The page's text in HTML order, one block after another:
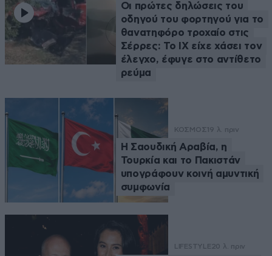
Οι πρώτες δηλώσεις του
οδηγού του φορτηγού για το
θανατηφόρο τροχαίο στις
Σέρρες: Το ΙΧ είχε χάσει τον
έλεγχο, έφυγε στο αντίθετο
ρεύμα
ΚΟΣΜΟΣ 19 λ. πριν
Η Σαουδική Αραβία, η
Τουρκία και το Πακιστάν
υπογράφουν κοινή αμυντική
συμφωνία
LIFESTYLE20 λ. πριν